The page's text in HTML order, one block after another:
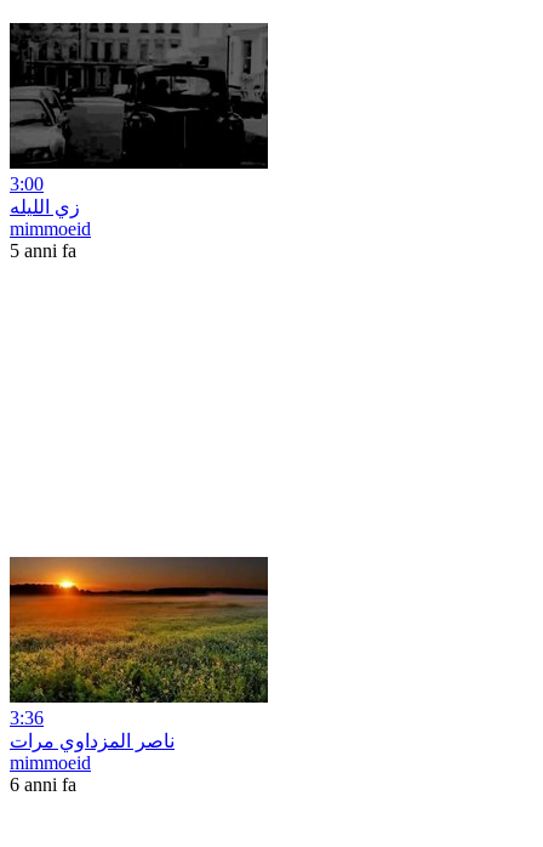
3:00
زي الليله
mimmoeid
5 anni fa
3:36
ناصر المزداوي مرات
mimmoeid
6 anni fa